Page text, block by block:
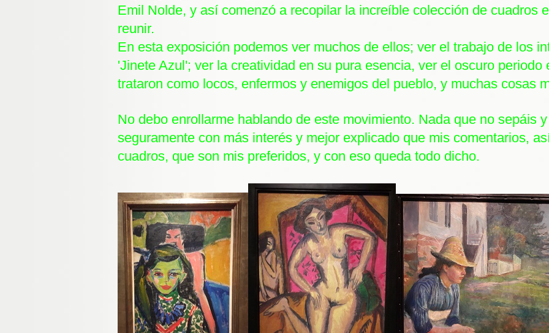
Emil Nolde, y así comenzó a recopilar la increíble colección de cuadros
reunir.
En esta exposición podemos ver muchos de ellos; ver el trabajo de los
'Jinete Azul'; ver la creatividad en su pura esencia, ver el oscuro periodo
trataron como locos, enfermos y enemigos del pueblo, y muchas cosas
No debo enrollarme hablando de este movimiento. Nada que no sepáis
seguramente con más interés y mejor explicado que mis comentarios,
cuadros, que son mis preferidos, y con eso queda todo dicho.